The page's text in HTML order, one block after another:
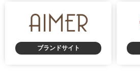
ブランドサイト